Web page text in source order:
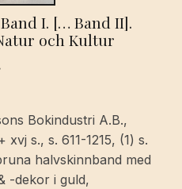
I. [… Band II].
och Kultur
Bokindustri A.B.,
s., s. 611-1215, (1) s.
halvskinnband med
-dekor i guld,